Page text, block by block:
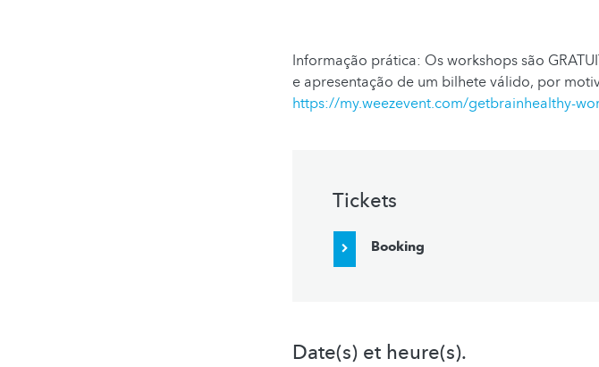
Informação prática: Os workshops são
e apresentação de um bilhete válido, por
https://my.weezevent.com/getbrainhealthy-
Tickets
Booking
Date(s) et heure(s).